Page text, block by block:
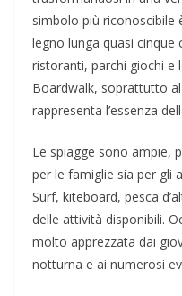
simbolo più riconoscibile
legno lunga quasi
ristoranti, parchi giochi e
Boardwalk, soprattutto
rappresenta l’essenza
Le spiagge sono ampie,
per le famiglie sia per gli
Surf, kiteboard, pesca
delle attività disponibili.
molto apprezzata dai
notturna e ai numerosi